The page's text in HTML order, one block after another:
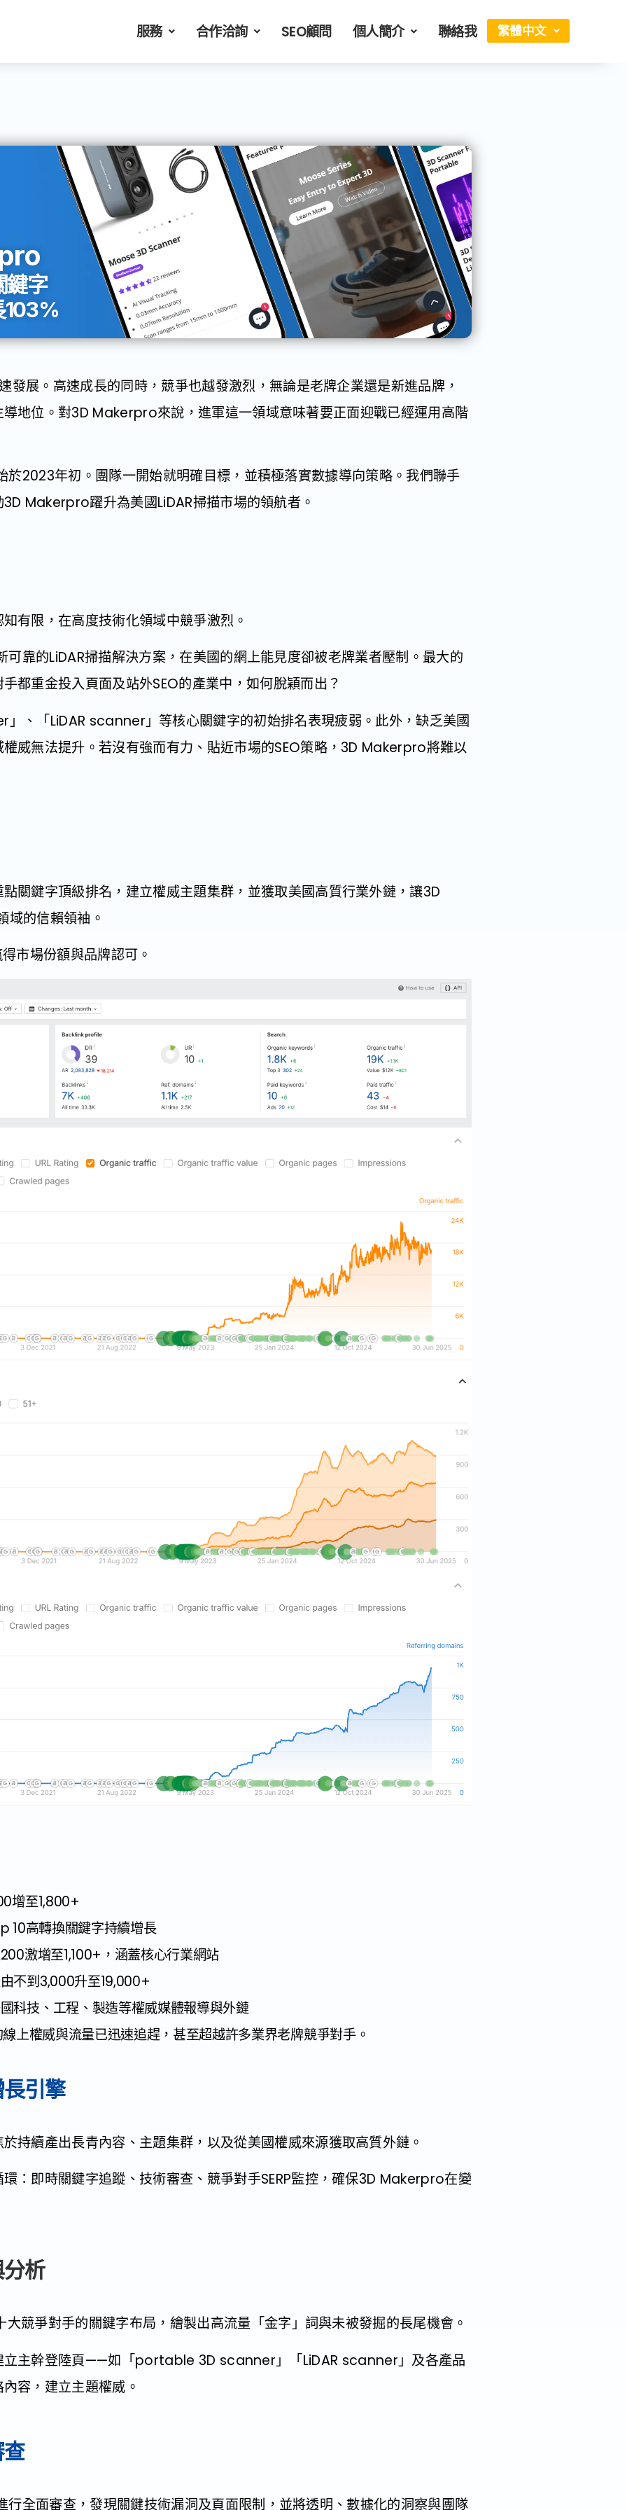
服務 合作洽詢 SEO顧問 個人簡介 聯絡我 繁體中文
鍵字
103%
發展。高速成長的同時，競爭也越發激烈，無論是老牌企業還是新進品牌，
地位。對3D Makerpro來說，進軍這一領域意味著要正面迎戰已經運用高階
2023年初。團隊一開始就明確目標，並積極落實數據導向策略。我們聯手
Makerpro躍升為美國LiDAR掃描市場的領航者。
有限，在高度技術化領域中競爭激烈。
靠的LiDAR掃描解決方案，在美國的網上能見度卻被老牌業者壓制。最大的
都重金投入頁面及站外SEO的產業中，如何脫穎而出？
、「LiDAR scanner」等核心關鍵字的初始排名表現疲弱。此外，缺乏美國
威無法提升。若沒有強而有力、貼近市場的SEO策略，3D Makerpro將難以
關鍵字頂級排名，建立權威主題集群，並獲取美國高質行業外鏈，讓3D
域的信賴領袖。
市場份額與品牌認可。
增至1,800+
10高轉換關鍵字持續增長
激增至1,100+，涵蓋核心行業網站
不到3,000升至19,000+
科技、工程、製造等權威媒體報導與外鏈
上權威與流量已迅速追趕，甚至超越許多業界老牌競爭對手。
引擎
持續產出長青內容、主題集群，以及從美國權威來源獲取高質外鏈。
：即時關鍵字追蹤、技術審查、競爭對手SERP監控，確保3D Makerpro在變
析
競爭對手的關鍵字布局，繪製出高流量「金字」詞與未被發掘的長尾機會。
立主幹登陸頁——如「portable 3D scanner」「LiDAR scanner」及各產品
容，建立主題權威。
全面審查，發現關鍵技術漏洞及頁面限制，並將透明、數據化的洞察與團隊